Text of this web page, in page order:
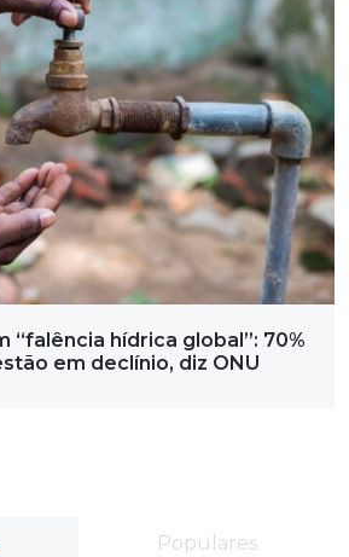
“falência hídrica global”: 70%
em declínio, diz ONU
Populares